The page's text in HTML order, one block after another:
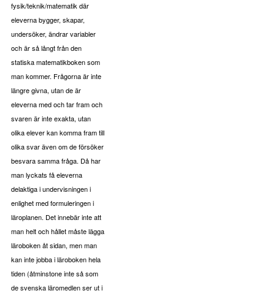
fysik/teknik/matematik där
eleverna bygger, skapar,
undersöker, ändrar variabler
och är så långt från den
statiska matematikboken som
man kommer. Frågorna är inte
längre givna, utan de är
eleverna med och tar fram och
svaren är inte exakta, utan
olika elever kan komma fram till
olika svar även om de försöker
besvara samma fråga. Då har
man lyckats få eleverna
delaktiga i undervisningen i
enlighet med formuleringen i
läroplanen. Det innebär inte att
man helt och hållet måste lägga
läroboken åt sidan, men man
kan inte jobba i läroboken hela
tiden (åtminstone inte så som
de svenska läromedlen ser ut i